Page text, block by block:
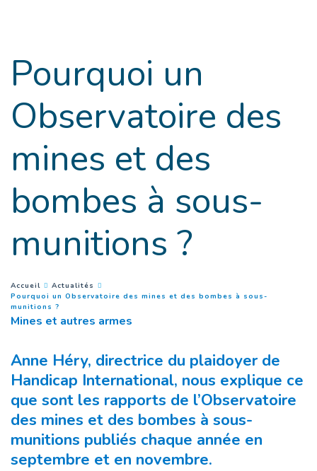
Pourquoi un
Observatoire des
mines et des
bombes à sous-
munitions ?
You are here :
Accueil
Actualités
Pourquoi un Observatoire des mines et des bombes à sous-
munitions ?
Mines et autres armes
Anne Héry, directrice du plaidoyer de
Handicap International, nous explique ce
que sont les rapports de l’Observatoire
des mines et des bombes à sous-
munitions publiés chaque année en
septembre et en novembre.